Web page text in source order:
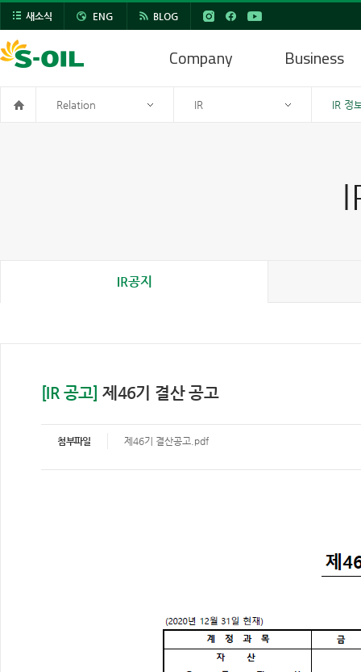
새소식 ENG BLOG
Company Business
Relation IR IR 정
IR공지
[IR 공고] 제46기 결산 공고
첨부파일 제46기 결산공고.pdf